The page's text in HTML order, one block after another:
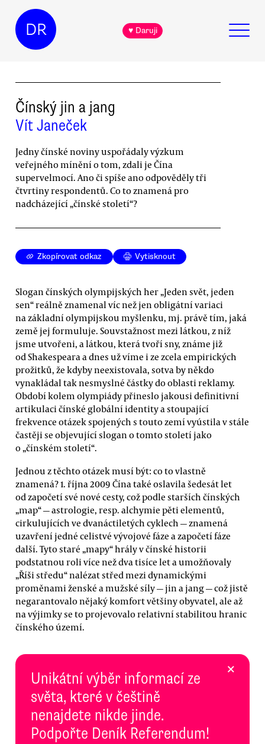
DR ♥ Daruji
Čínský jin a jang
Vít Janeček
Jedny čínské noviny uspořádaly výzkum
veřejného mínění o tom, zdali je Čína
supervelmocí. Ano či spíše ano odpověděly tři
čtvrtiny respondentů. Co to znamená pro
nadcházející „čínské století“?
Zkopírovat odkaz Vytisknout
Slogan čínských olympijských her „Jeden svět, jeden
sen“ reálně znamenal víc než jen obligátní variaci
na základní olympijskou myšlenku, mj. právě tím, jaká
země jej formuluje. Souvstažnost mezi látkou, z níž
jsme utvořeni, a látkou, která tvoří sny, známe již
od Shakespeara a dnes už víme i ze zcela empirických
prožitků, že kdyby neexistovala, sotva by někdo
vynakládal tak nesmyslné částky do oblasti reklamy.
Období kolem olympiády přineslo jakousi definitivní
artikulaci čínské globální identity a stoupající
frekvence otázek spojených s touto zemí vyústila v stále
častěji se objevující slogan o tomto století jako
o „čínském století“.
Jednou z těchto otázek musí být: co to vlastně
znamená? 1. října 2009 Čína také oslavila šedesát let
od započetí své nové cesty, což podle starších čínských
„map“ — astrologie, resp. alchymie pěti elementů,
cirkulujících ve dvanáctiletých cyklech — znamená
uzavření jedné celistvé vývojové fáze a započetí fáze
další. Tyto staré „mapy“ hrály v čínské historii
podstatnou roli více než dva tisíce let a umožňovaly
„Říši středu“ nalézat střed mezi dynamickými
proměnami ženské a mužské síly — jin a jang — což jistě
negarantovalo nějaký komfort většiny obyvatel, ale až
na výjimky se to projevovalo relativní stabilitou hranic
čínského území.
Unikátní výběr informací ze
světa, které v češtině
nenajdete nikde jinde.
Podpořte Deník Referendum!
×